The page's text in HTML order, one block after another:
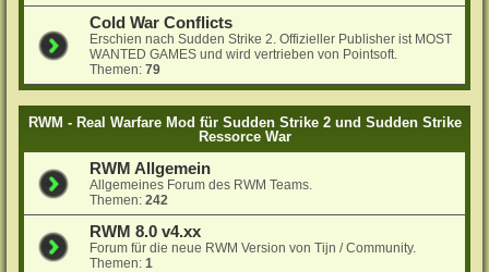
Cold War Conflicts
Erschien nach Sudden Strike 2. Offizieller Publisher ist MOST
WANTED GAMES und wird vertrieben von Pointsoft.
Themen:79
RWM - Real Warfare Mod für Sudden Strike 2 und Sudden Strike
Ressorce War
RWM Allgemein
Allgemeines Forum des RWM Teams.
Themen:242
RWM 8.0 v4.xx
Forum für die neue RWM Version von Tijn / Community.
Themen:1